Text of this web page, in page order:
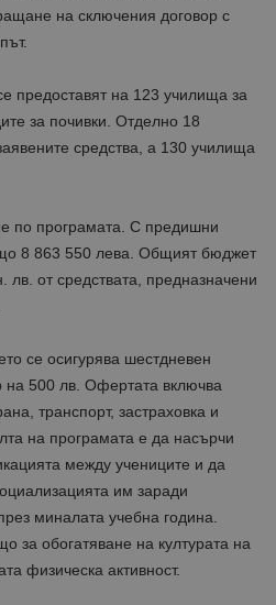
на сключения договор с
предоставят на 123 училища за
за почивки. Отделно 18
средства, а 130 училища
по програмата. С предишни
8 863 550 лева. Общият бюджет
лв. от средствата, предназначени
се осигурява шестдневен
на 500 лв. Офертата включва
транспорт, застраховка и
на програмата е да насърчи
между учениците и да
им заради
миналата учебна година.
за обогатяване на културата на
физическа активност.